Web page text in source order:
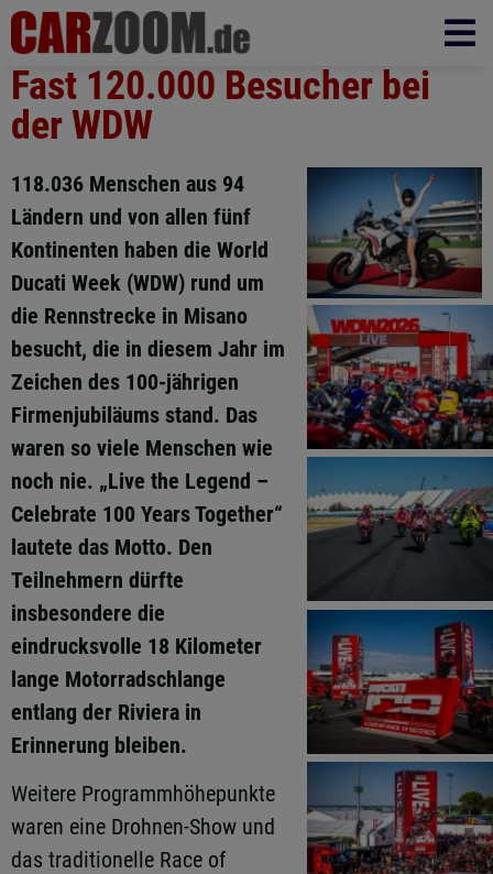
Fast 120.000 Besucher bei
der WDW
118.036 Menschen aus 94
Ländern und von allen fünf
Kontinenten haben die World
Ducati Week (WDW) rund um
die Rennstrecke in Misano
besucht, die in diesem Jahr im
Zeichen des 100-jährigen
Firmenjubiläums stand. Das
waren so viele Menschen wie
noch nie. „Live the Legend –
Celebrate 100 Years Together“
lautete das Motto. Den
Teilnehmern dürfte
insbesondere die
eindrucksvolle 18 Kilometer
lange Motorradschlange
entlang der Riviera in
Erinnerung bleiben.
Weitere Programmhöhepunkte
waren eine Drohnen-Show und
das traditionelle Race of